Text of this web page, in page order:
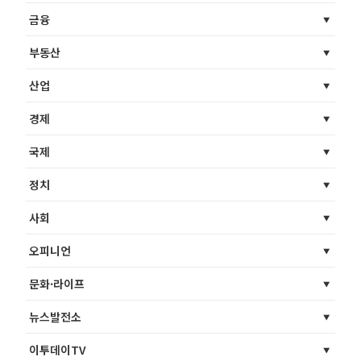
금융
부동산
산업
경제
국제
정치
사회
오피니언
문화·라이프
뉴스발전소
이투데이TV